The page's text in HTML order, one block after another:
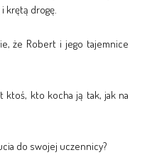
krętą drogę.
że Robert i jego tajemnice
ktoś, kto kocha ją tak, jak na
do swojej uczennicy?